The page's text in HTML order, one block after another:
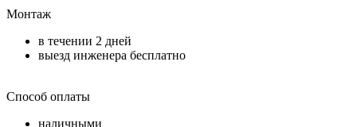
Монтаж
в течении 2 дней
выезд инженера бесплатно
Способ оплаты
наличными